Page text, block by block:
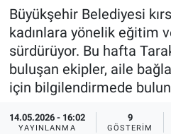
Büyükşehir Belediyesi
kadınlara yönelik eğitim
sürdürüyor. Bu hafta
buluşan ekipler, aile
için bilgilendirmede
14.05.2026 - 16:02
YAYINLANMA
9
GÖSTERIM